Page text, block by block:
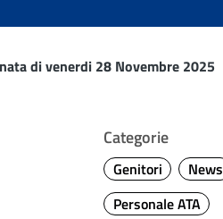
di venerdi 28 Novembre 2025
Categorie
Genitori
News
Personale ATA